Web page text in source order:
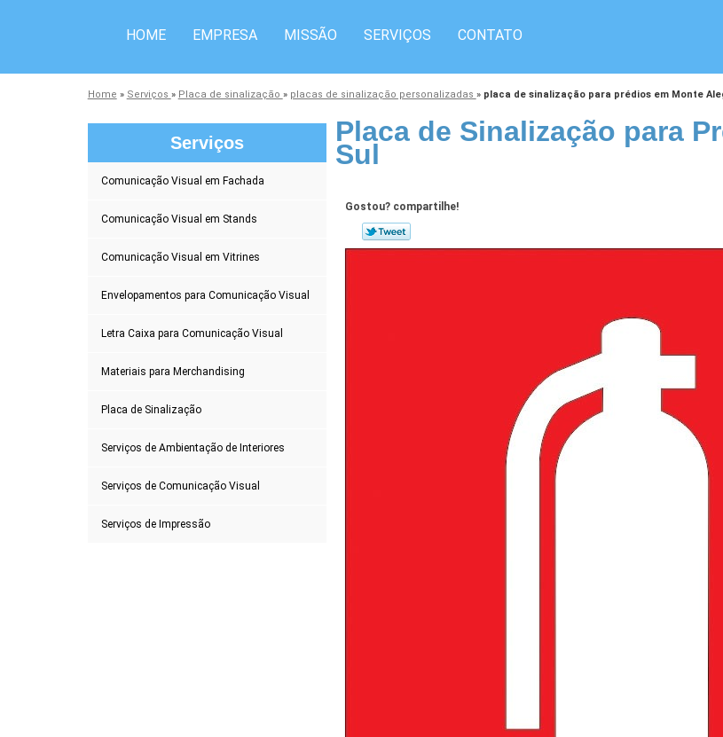
HOME EMPRESA MISSÃO SERVIÇOS CONTATO
Home » Serviços » Placa de sinalização » placas de sinalização personalizadas » placa de sinalização para prédios em Monte
Serviços
Comunicação Visual em Fachada
Comunicação Visual em Stands
Comunicação Visual em Vitrines
Envelopamentos para Comunicação Visual
Letra Caixa para Comunicação Visual
Materiais para Merchandising
Placa de Sinalização
Serviços de Ambientação de Interiores
Serviços de Comunicação Visual
Serviços de Impressão
Placa de Sinalização para
Sul
Gostou? compartilhe!